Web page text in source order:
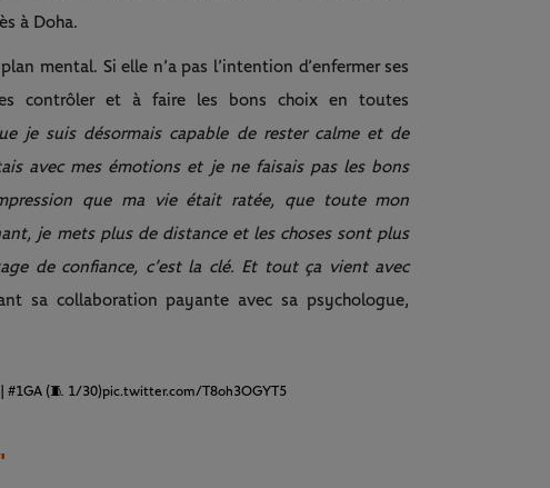
à Doha.
mental. Si elle n’a pas l’intention d’enfermer ses
contrôler et à faire les bons choix en toutes
je suis désormais capable de rester calme et de
avec mes émotions et je ne faisais pas les bons
que ma vie était ratée, que toute mon
je mets plus de distance et les choses sont plus
de confiance, c’est la clé. Et tout ça vient avec
sa collaboration payante avec sa psychologue,
|#1GA (🧵 1/30)pic.twitter.com/T8oh3OGYT5